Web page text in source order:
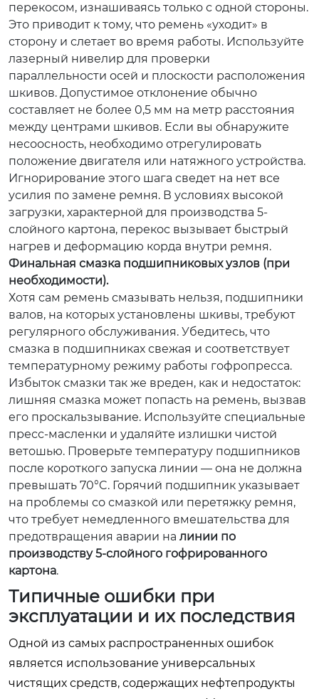
перекосом, изнашиваясь только с одной стороны.
Это приводит к тому, что ремень «уходит» в
сторону и слетает во время работы. Используйте
лазерный нивелир для проверки
параллельности осей и плоскости расположения
шкивов. Допустимое отклонение обычно
составляет не более 0,5 мм на метр расстояния
между центрами шкивов. Если вы обнаружите
несоосность, необходимо отрегулировать
положение двигателя или натяжного устройства.
Игнорирование этого шага сведет на нет все
усилия по замене ремня. В условиях высокой
загрузки, характерной для производства 5-
слойного картона, перекос вызывает быстрый
нагрев и деформацию корда внутри ремня.
Финальная смазка подшипниковых узлов (при
необходимости).
Хотя сам ремень смазывать нельзя, подшипники
валов, на которых установлены шкивы, требуют
регулярного обслуживания. Убедитесь, что
смазка в подшипниках свежая и соответствует
температурному режиму работы гофропресса.
Избыток смазки так же вреден, как и недостаток:
лишняя смазка может попасть на ремень, вызвав
его проскальзывание. Используйте специальные
пресс-масленки и удаляйте излишки чистой
ветошью. Проверьте температуру подшипников
после короткого запуска линии — она не должна
превышать 70°C. Горячий подшипник указывает
на проблемы со смазкой или перетяжку ремня,
что требует немедленного вмешательства для
предотвращения аварии на линии по
производству 5-слойного гофрированного
картона.
Типичные ошибки при
эксплуатации и их последствия
Одной из самых распространенных ошибок
является использование универсальных
чистящих средств, содержащих нефтепродукты